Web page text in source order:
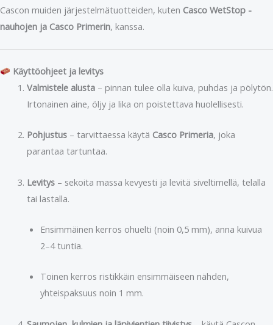
Cascon muiden järjestelmätuotteiden, kuten Casco WetStop -
nauhojen ja Casco Primerin, kanssa.
Käyttöohjeet ja levitys
Valmistele alusta– pinnan tulee olla kuiva, puhdas ja pölytön.
Irtonainen aine, öljy ja lika on poistettava huolellisesti.
Pohjustus– tarvittaessa käytä Casco Primeria, joka
parantaa tartuntaa.
Levitys– sekoita massa kevyesti ja levitä siveltimellä, telalla
tai lastalla.
Ensimmäinen kerros ohuelti (noin 0,5 mm), anna kuivua
2–4 tuntia.
Toinen kerros ristikkäin ensimmäiseen nähden,
yhteispaksuus noin 1 mm.